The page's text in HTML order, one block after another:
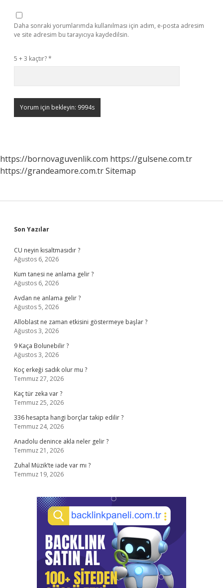
Daha sonraki yorumlarımda kullanılması için adım, e-posta adresim
ve site adresim bu tarayıcıya kaydedilsin.
5 + 3 kaçtır?*
https://bornovaguvenlik.com https://gulsene.com.tr
https://grandeamore.com.trSitemap
Sidebar
Son Yazılar
CU neyin kısaltmasıdır ?
Ağustos 6, 2026
Kum tanesi ne anlama gelir ?
Ağustos 6, 2026
Avdan ne anlama gelir ?
Ağustos 5, 2026
Alloblast ne zaman etkisini göstermeye başlar ?
Ağustos 3, 2026
9 Kaça Bolunebilir ?
Ağustos 3, 2026
Koç erkeği sadık olur mu ?
Temmuz 27, 2026
Kaç tür zeka var ?
Temmuz 25, 2026
336 hesapta hangi borçlar takip edilir ?
Temmuz 24, 2026
Anadolu denince akla neler gelir ?
Temmuz 21, 2026
Zuhal Müzik’te iade var mı ?
Temmuz 19, 2026